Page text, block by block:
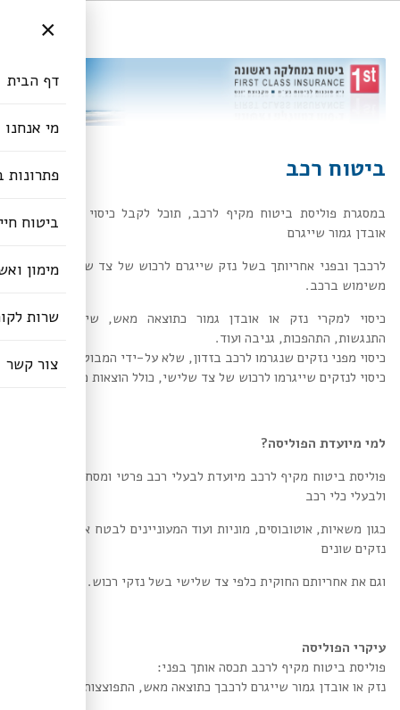
ביטוח רכב
במסגרת פוליסת ביטוח מקיף לרכב, תוכל לקבל כיסוי בפני נזק או
אובדן גמור שייגרם
לרכבך ובפני אחריותך בשל נזק שייגרם לרכוש של צד שלישי כתוצאה
משימוש ברכב.
כיסוי למקרי נזק או אובדן גמור כתוצאה מאש, שיטפון, סערה,
התנגשות, התהפכות, גניבה ועוד.
כיסוי מפני נזקים שנגרמו לרכב בזדון, שלא על-ידי המבוטח
כיסוי לנזקים שייגרמו לרכוש של צד שלישי, כולל הוצאות משפט.
למי מיועדת הפוליסה?
ולבעלי כלי רכב
כגון משאיות, אוטובוסים, מוניות ועוד המעוניינים לבטח את רכבם בפני
נזקים שונים
וגם את אחריותם החוקית כלפי צד שלישי בשל נזקי רכוש.
עיקרי הפוליסה
פוליסת ביטוח מקיף לרכב תכסה אותך בפני:
נזק או אובדן גמור שייגרם לרכבך כתוצאה מאש, התפוצצות,
×
דף הבית
מי אנחנו
פתרונות
ביטוח
מימון
שרות
צור קשר